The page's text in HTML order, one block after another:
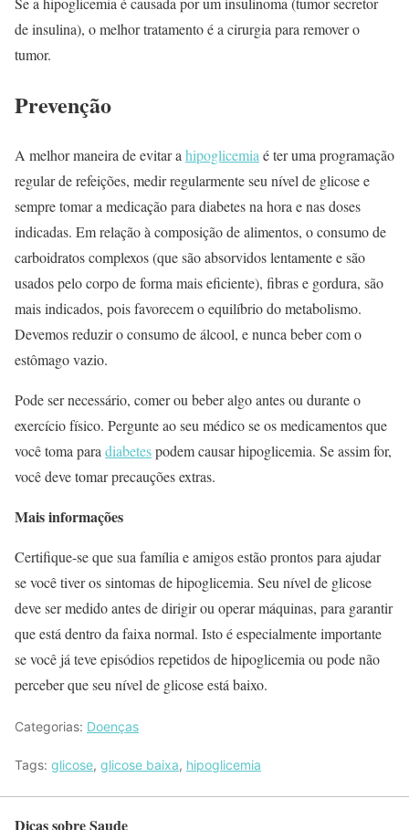
de insulina), o melhor tratamento é a cirurgia para remover o
tumor.
Prevenção
A melhor maneira de evitar ahipoglicemiaé ter uma programação
regular de refeições, medir regularmente seu nível de glicose e
sempre tomar a medicação para diabetes na hora e nas doses
indicadas. Em relação à composição de alimentos, o consumo de
carboidratos complexos (que são absorvidos lentamente e são
usados pelo corpo de forma mais eficiente), fibras e gordura, são
mais indicados, pois favorecem o equilíbrio do metabolismo.
Devemos reduzir o consumo de álcool, e nunca beber com o
estômago vazio.
Pode ser necessário, comer ou beber algo antes ou durante o
exercício físico. Pergunte ao seu médico se os medicamentos que
você toma paradiabetespodem causar hipoglicemia. Se assim for,
você deve tomar precauções extras.
Mais informações
Certifique-se que sua família e amigos estão prontos para ajudar
se você tiver os sintomas de hipoglicemia. Seu nível de glicose
deve ser medido antes de dirigir ou operar máquinas, para garantir
que está dentro da faixa normal. Isto é especialmente importante
se você já teve episódios repetidos de hipoglicemia ou pode não
perceber que seu nível de glicose está baixo.
Categorias: Doenças
Tags: glicose, glicose baixa, hipoglicemia
Dicas sobre Saude